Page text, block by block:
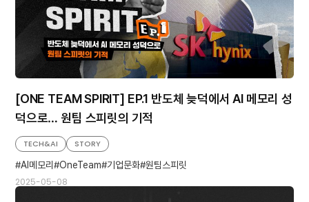
[ONE TEAM SPIRIT] EP.1 반도체 늦덕에서 AI 메모리 성
덕으로… 원팀 스피릿의 기적
2025-05-08
TECH&AI
STORY
AI메모리
OneTeam 기업문화 원팀스피릿